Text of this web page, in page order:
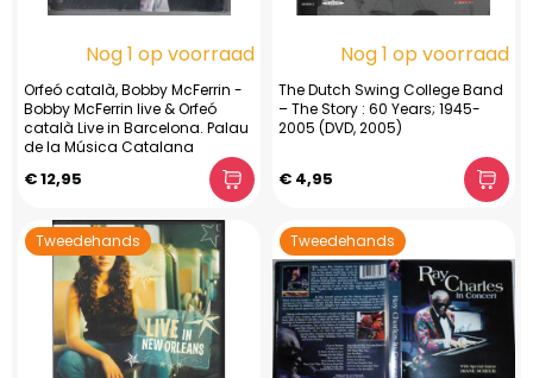
Nog 1 op voorraad
Orfeó català, Bobby McFerrin -
Bobby McFerrin live & Orfeó
català Live in Barcelona. Palau
de la Música Catalana
€ 12,95
Nog 1 op voorraad
The Dutch Swing College Band
– The Story : 60 Years; 1945-
2005 (DVD, 2005)
€ 4,95
Tweedehands Tweedehands